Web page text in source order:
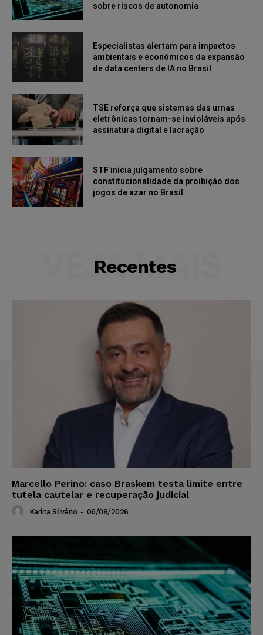
sobre riscos de autonomia
Especialistas alertam para impactos
ambientais e econômicos da expansão
de data centers de IA no Brasil
TSE reforça que sistemas das urnas
eletrônicas tornam-se invioláveis após
assinatura digital e lacração
STF inicia julgamento sobre
constitucionalidade da proibição dos
jogos de azar no Brasil
Recentes
VEJA MAIS
Marcello Perino: caso Braskem testa limite entre
tutela cautelar e recuperação judicial
Karina Silvério - 06/08/2026